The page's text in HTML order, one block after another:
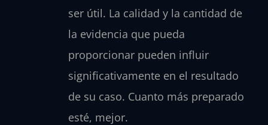
ser útil. La calidad y la cantidad de
la evidencia que pueda
proporcionar pueden influir
significativamente en el resultado
de su caso. Cuanto más preparado
esté, mejor.